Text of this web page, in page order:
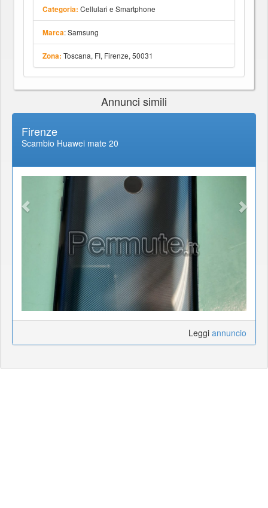
Categoria: Cellulari e Smartphone
Marca: Samsung
Zona: Toscana, FI, Firenze, 50031
Annunci simili
Firenze
Scambio Huawei mate 20
Leggi annuncio